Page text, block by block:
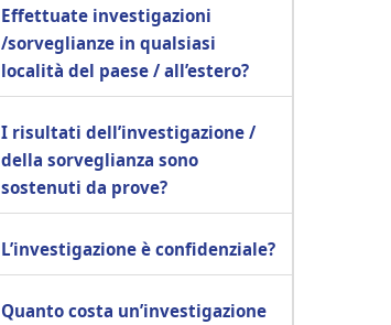
Effettuate investigazioni
/sorveglianze in qualsiasi
località del paese / all’estero?
I risultati dell’investigazione /
della sorveglianza sono
sostenuti da prove?
L’investigazione è confidenziale?
Quanto costa un’investigazione